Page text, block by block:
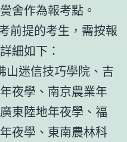
舍作為報考點。
前提的考生，需按報
細如下：
山迷信技巧學院、吉
夜學、南京農業年
東陸地年夜學、福
夜學、東南農林科